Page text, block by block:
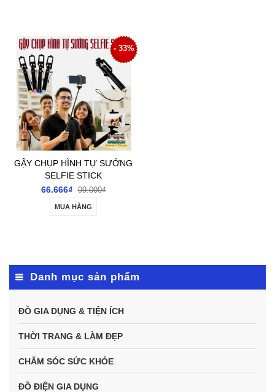
- 33%
GẬY CHỤP HÌNH TỰ SƯỚNG
SELFIE STICK
66.666₫ 99.000₫
MUA HÀNG
Danh mục sản phẩm
ĐỒ GIA DỤNG & TIỆN ÍCH
THỜI TRANG & LÀM ĐẸP
CHĂM SÓC SỨC KHỎE
ĐỒ ĐIỆN GIA DỤNG